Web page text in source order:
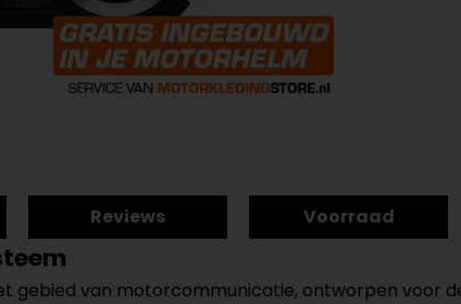
Reviews Voorraad
gebied van motorcommunicatie, ontworpen voor